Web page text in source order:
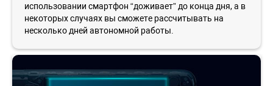
использовании смартфон “доживает” до конца дня, а в
некоторых случаях вы сможете рассчитывать на
несколько дней автономной работы.